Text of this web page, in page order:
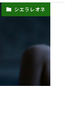
シエラレオネ